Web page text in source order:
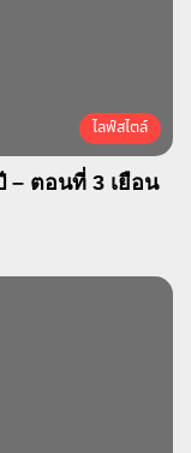
ไลฟ์สไตล์
– ตอนที่ 3 เยือน